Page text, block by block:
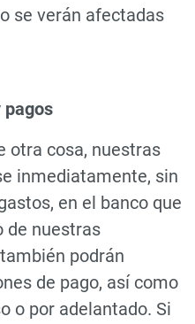
se verán afectadas
pagos
otra cosa, nuestras
inmediatamente, sin
en el banco que
de nuestras
podrán
de pago, así como
o por adelantado. Si